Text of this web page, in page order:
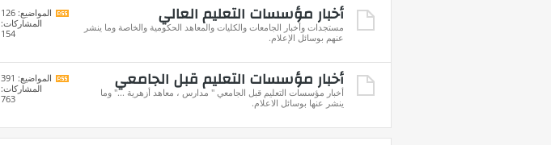
أخبار مؤسسات التعليم العالي
مستجدات وأخبار الجامعات والكليات والمعاهد الحكومية والخاصة وما ينشر
عنهم بوسائل الإعلام.
مشاهدة
تغذيات
المواضيع: 126
المشاركات:
154
أخبار مؤسسات التعليم قبل الجامعي
أخبار مؤسسات التعليم قبل الجامعي " مدارس ، معاهد أزهرية ..." وما
ينشر عنها بوسائل الاعلام.
مشاهدة
تغذيات
المواضيع: 391
المشاركات:
763